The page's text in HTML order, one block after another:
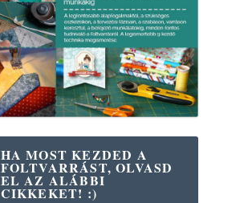
HA MOST KEZDED A
FOLTVARRÁST, OLVASD
EL AZ ALÁBBI
CIKKEKET! :)